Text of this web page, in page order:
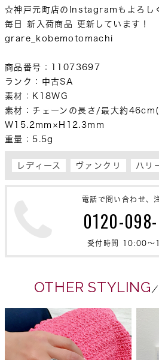
☆神戸元町店のInstagramもよろし
毎日 新入荷商品 更新しています！
grare_kobemotomachi
商品番号：11073697
ランク：中古SA
素材：K18WG
素材：チェーンの長さ/最大約
W15.2mm×H12.3mm
重量：5.5g
レディース ヴァンクリ ハリ
電話で問い合わせ、
0120-
受付時間 10:00〜
OTHER STYLING